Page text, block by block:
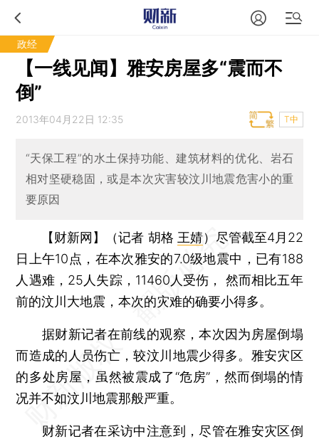
政经
【一线见闻】雅安房屋多“震而不
倒”
2013年04月22日 12:35 T中
“天保工程”的水土保持功能、建筑材料的优化、岩石
相对坚硬稳固，或是本次灾害较汶川地震危害小的重
要原因
【财新网】（记者 胡格 王婧） 尽管截至4月22
日上午10点，在本次雅安的7.0级地震中，已有188
人遇难，25人失踪，11460人受伤， 然而相比五年
前的汶川大地震，本次的灾难的确要小得多。
据财新记者在前线的观察，本次因为房屋倒塌
而造成的人员伤亡，较汶川地震少得多。雅安灾区
的多处房屋，虽然被震成了“危房”，然而倒塌的情
况并不如汶川地震那般严重。
财新记者在采访中注意到，尽管在雅安灾区倒